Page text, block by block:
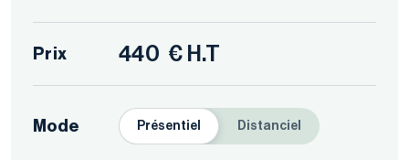
Prix 440 € H.T
Mode Présentiel Distanciel